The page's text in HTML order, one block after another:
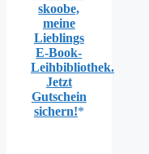
skoobe,
meine
Lieblings
E-Book-
Leihbibliothek.
Jetzt
Gutschein
sichern!